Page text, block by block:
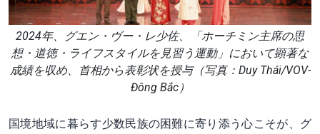
2024年、グエン・ヴー・レ少佐、「ホーチミン主席の思
想・道徳・ライフスタイルを見習う運動」において顕著な
成績を収め、首相から表彰状を授与（写真：Duy Thái/VOV-
Đông Bắc）
国境地域に暮らす少数民族の困難に寄り添う心こそが、グ